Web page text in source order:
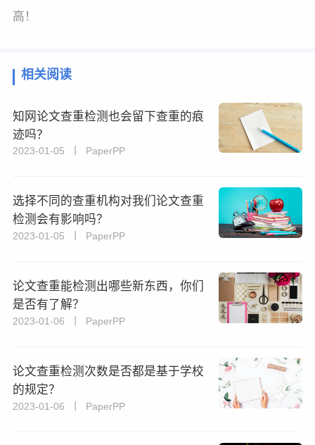
高！
相关阅读
知网论文查重检测也会留下查重的痕
迹吗？
2023-01-05 丨 PaperPP
选择不同的查重机构对我们论文查重
检测会有影响吗？
2023-01-05 丨 PaperPP
论文查重能检测出哪些新东西，你们
是否有了解？
2023-01-06 丨 PaperPP
论文查重检测次数是否都是基于学校
的规定？
2023-01-06 丨 PaperPP